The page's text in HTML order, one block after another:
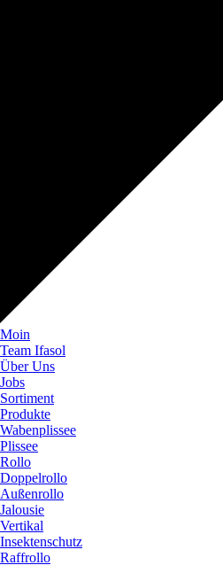
Moin
Team Ifasol
Über Uns
Jobs
Sortiment
Produkte
Wabenplissee
Plissee
Rollo
Doppelrollo
Außenrollo
Jalousie
Vertikal
Insektenschutz
Raffrollo